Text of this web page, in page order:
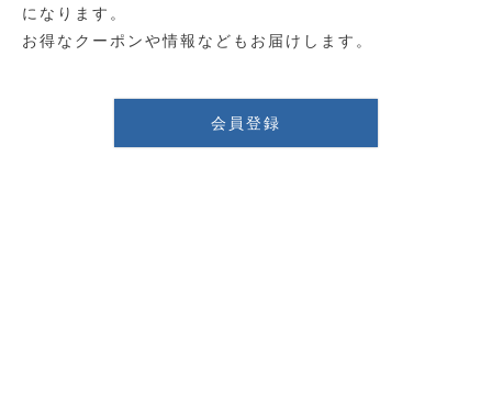
になります。
お得なクーポンや情報などもお届けします。
会員登録